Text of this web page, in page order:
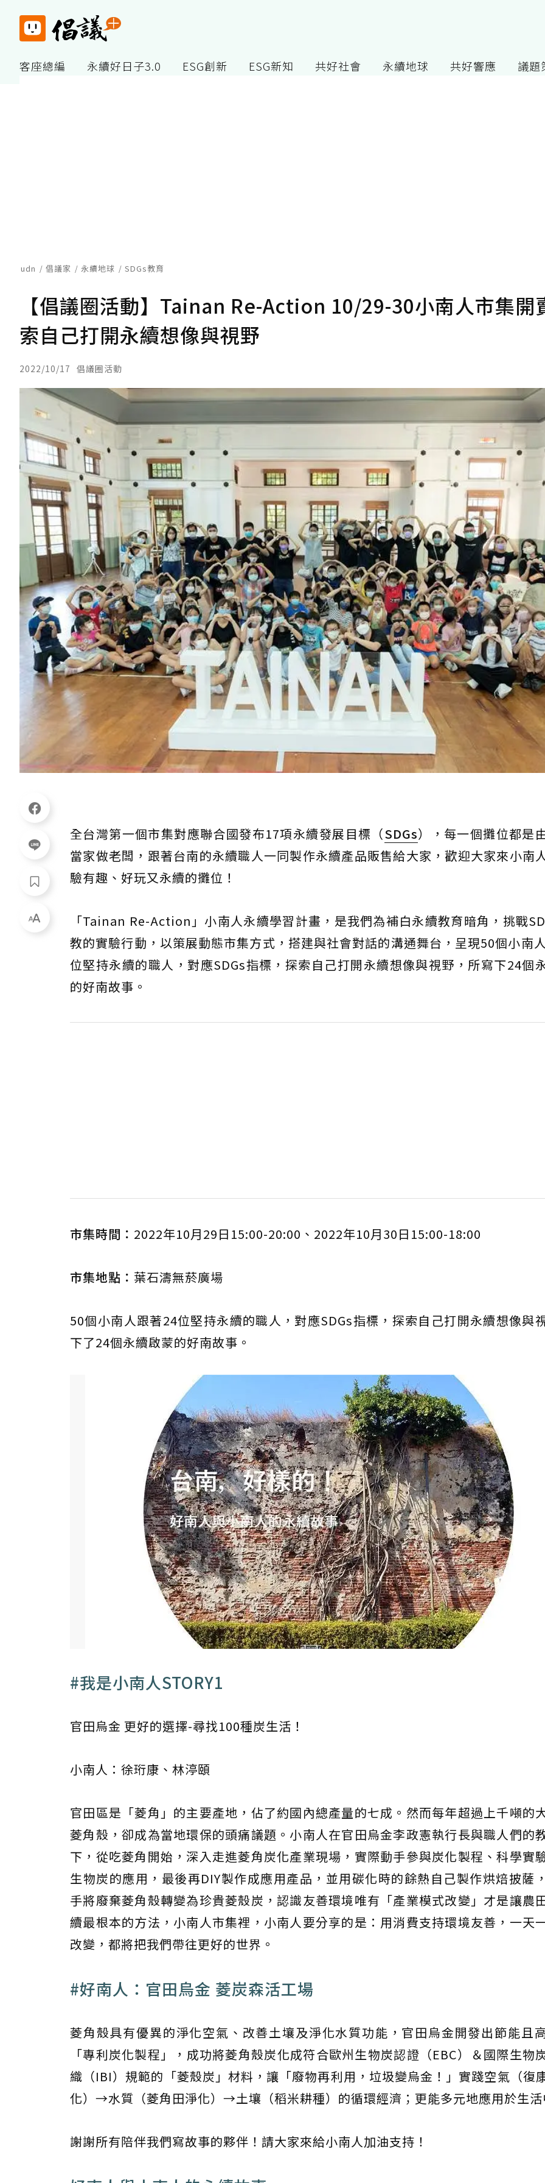
客座總編 永續好日子3.0 ESG創新 ESG新知 共好社會 永續地球 共好響應 議題
udn 倡議家 永續地球 SDGs教育
【倡議圈活動】Tainan Re-Action 10/29-30小南人市集開
索自己打開永續想像與視野
2022/10/17 倡議圈活動
全台灣第一個市集對應聯合國發布17項永續發展目標（SDGs），每一個攤位都是
當家做老闆，跟著台南的永續職人一同製作永續產品販售給大家，歡迎大家來小南
驗有趣、好玩又永續的攤位！
「Tainan Re-Action」小南人永續學習計畫，是我們為補白永續教育暗角，挑戰
教的實驗行動，以策展動態市集方式，搭建與社會對話的溝通舞台，呈現50個小南
位堅持永續的職人，對應SDGs指標，探索自己打開永續想像與視野，所寫下24個
的好南故事。
市集時間： 2022年10月29日15:00-20:00、2022年10月30日15:00-18:00
市集地點： 葉石濤無菸廣場
50個小南人跟著24位堅持永續的職人，對應SDGs指標，探索自己打開永續想像與
下了24個永續啟蒙的好南故事。
#我是小南人STORY1
官田烏金 更好的選擇-尋找100種炭生活！
小南人：徐珩康、林渟頤
官田區是「菱角」的主要產地，佔了約國內總產量的七成。然而每年超過上千噸的
菱角殼，卻成為當地環保的頭痛議題。小南人在官田烏金李政憲執行長與職人們的
下，從吃菱角開始，深入走進菱角炭化產業現場，實際動手參與炭化製程、科學實
生物炭的應用，最後再DIY製作成應用產品，並用碳化時的餘熱自己製作烘焙披薩
手將廢棄菱角殼轉變為珍貴菱殼炭，認識友善環境唯有「產業模式改變」才是讓農
續最根本的方法，小南人市集裡，小南人要分享的是：用消費支持環境友善，一天
改變，都將把我們帶往更好的世界。
#好南人：官田烏金 菱炭森活工場
菱角殼具有優異的淨化空氣、改善土壤及淨化水質功能，官田烏金開發出節能且
「專利炭化製程」，成功將菱角殼炭化成符合歐州生物炭認證（EBC）＆國際生物
織（IBI）規範的「菱殼炭」材料，讓「廢物再利用，垃圾變烏金！」實踐空氣（復
化）→水質（菱角田淨化）→土壤（稻米耕種）的循環經濟；更能多元地應用於生
謝謝所有陪伴我們寫故事的夥伴！請大家來給小南人加油支持！